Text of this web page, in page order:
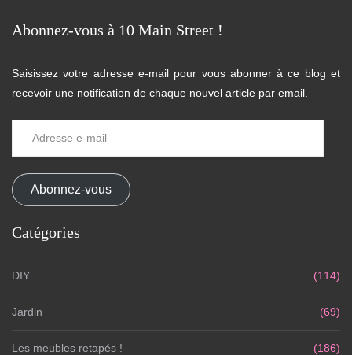
Abonnez-vous à 10 Main Street !
Saisissez votre adresse e-mail pour vous abonner à ce blog et
recevoir une notification de chaque nouvel article par email.
Abonnez-vous
Catégories
DIY (114)
Jardin (69)
Les meubles retapés ! (186)